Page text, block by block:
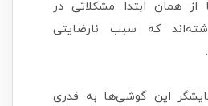
از همان ابتدا مشکلاتی در
که سبب نارضایتی
این گوشی‌ها به قدری